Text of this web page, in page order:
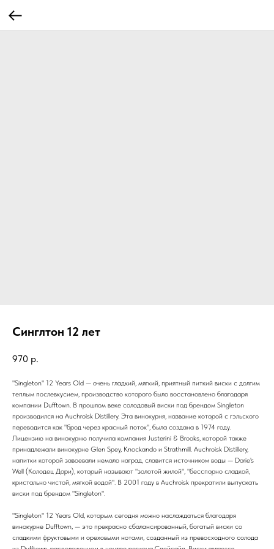
Синглтон 12 лет
970 р.
"Singleton" 12 Years Old — очень гладкий, мягкий, приятный питкий виски с долгим
теплым послевкусием, производство которого было восстановлено благодаря
компании Dufftown. В прошлом веке солодовый виски под брендом Singleton
производился на Auchroisk Distillery. Эта винокурня, название которой с гэльского
переводится как "брод через красный поток", была создана в 1974 году.
Лицензию на винокурню получила компания Justerini & Brooks, которой также
принадлежали винокурне Glen Spey, Knockando и Strathmill. Auchroisk Distillery,
напитки которой завоевали немало наград, славится источником воды — Dorie's
Well (Колодец Дори), который называют "золотой жилой", "бесспорно сладкой,
кристально чистой, мягкой водой". В 2001 году в Auchroisk прекратили выпускать
виски под брендом "Singleton".
"Singleton" 12 Years Old, которым сегодня можно наслаждаться благодаря
винокурне Dufftown, — это прекрасно сбалансированный, богатый виски со
сладкими фруктовыми и ореховыми нотами, созданный из превосходного солода